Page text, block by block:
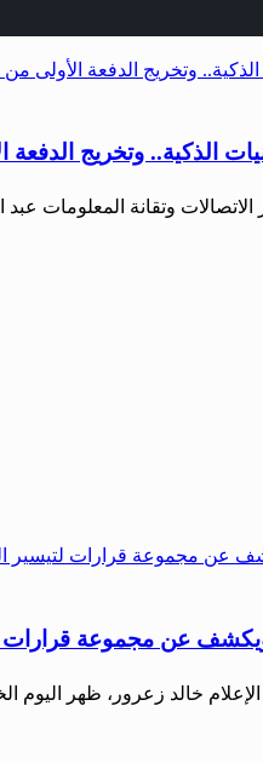
الذكية.. وتخريج الدفعة
الاتصالات وتقانة المعلومات
ويكشف عن مجموعة قرارات
الإعلام خالد زعرور، ظهر